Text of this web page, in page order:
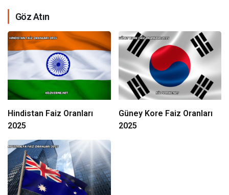
Göz Atın
Hindistan Faiz Oranları
2025
Güney Kore Faiz Oranları
2025